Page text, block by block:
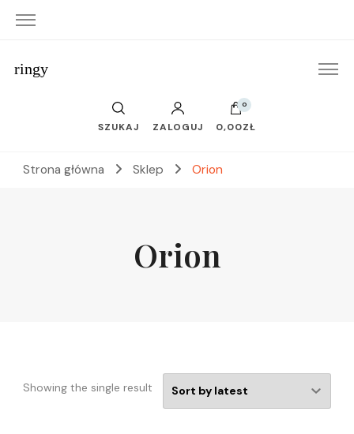
ringy
SZUKAJ ZALOGUJ
0
0,00ZŁ
Strona główna Sklep Orion
Orion
Showing the single result